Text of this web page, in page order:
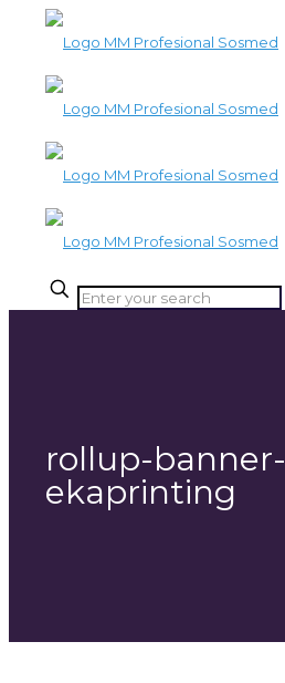
rollup-banner-
ekaprinting